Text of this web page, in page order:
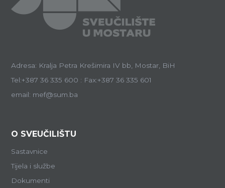
Adresa: Kralja Petra Krešimira IV bb, Mostar, BiH
Tel:+387 36 335 600 : Fax:+387 36 335 601
email: mef@sum.ba
O SVEUČILIŠTU
Sastavnice
Tijela i službe
Dokumenti